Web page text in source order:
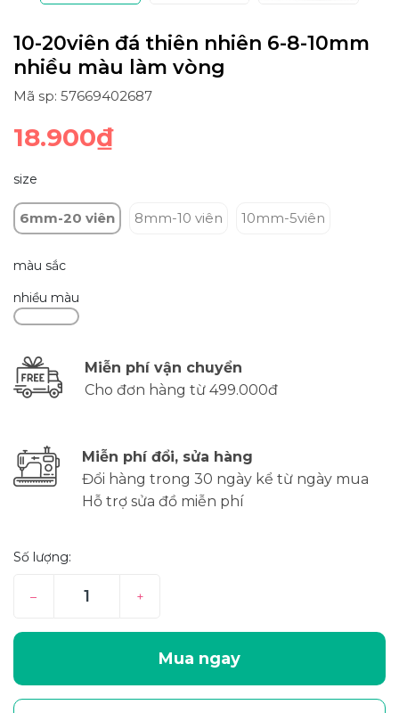
10-20viên đá thiên nhiên 6-8-10mm
nhiều màu làm vòng
Mã sp: 57669402687
18.900₫
size
6mm-20 viên 8mm-10 viên 10mm-5viên
màu sắc
nhiều màu
Miễn phí vận chuyển
Cho đơn hàng từ 499.000đ
Miễn phí đổi, sửa hàng
Đổi hàng trong 30 ngày kể từ ngày mua
Hỗ trợ sửa đồ miễn phí
Số lượng:
– +
Mua ngay